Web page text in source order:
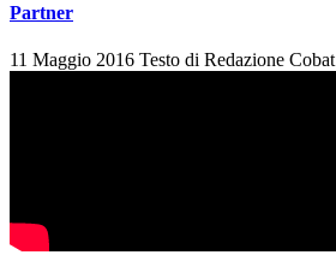
Partner
11 Maggio 2016 Testo di Redazione Cobat